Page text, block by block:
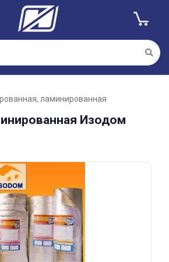
ламинированная
Изодом